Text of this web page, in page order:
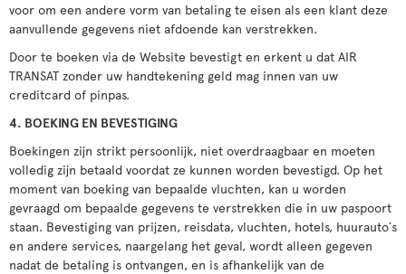
voor om een andere vorm van betaling te eisen als een klant deze
aanvullende gegevens niet afdoende kan verstrekken.
Door te boeken via de Website bevestigt en erkent u dat AIR
TRANSAT zonder uw handtekening geld mag innen van uw
creditcard of pinpas.
4. BOEKING EN BEVESTIGING
Boekingen zijn strikt persoonlijk, niet overdraagbaar en moeten
volledig zijn betaald voordat ze kunnen worden bevestigd. Op het
moment van boeking van bepaalde vluchten, kan u worden
gevraagd om bepaalde gegevens te verstrekken die in uw paspoort
staan. Bevestiging van prijzen, reisdata, vluchten, hotels, huurauto´s
en andere services, naargelang het geval, wordt alleen gegeven
nadat de betaling is ontvangen, en is afhankelijk van de